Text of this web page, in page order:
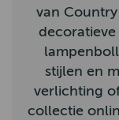
van Country
decoratieve
stijlen en
verlichting
collectie